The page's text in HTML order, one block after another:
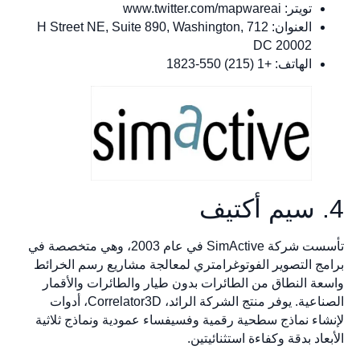
تويتر: www.twitter.com/mapwareai
العنوان: 712 H Street NE, Suite 890, Washington,
DC 20002
الهاتف: +1 (215) 550-1823
تأسست شركة SimActive في عام 2003، وهي متخصصة في
التصوير الفوتوغرامتري لمعالجة مشاريع رسم الخرائط
النطاق من الطائرات بدون طيار والطائرات والأقمار
الصناعية. يوفر منتج الشركة الرائد، Correlator3D، أدوات
نماذج سطحية رقمية وفسيفساء عمودية ونماذج ثلاثية
بدقة وكفاءة استثنائيتين.